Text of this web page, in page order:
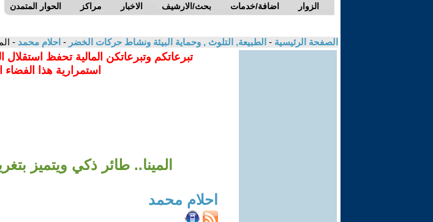
الحوار المتمدن مراكز الاخبار بحث/الارشيف اضافة/خدمات الزوار
الصفحة الرئيسية - الطبيعة, التلوث , وحماية البيئة ونشاط حركات الخضر - احلام محمد -
تبرعاتكم وتبرعاتكن المالية تحفظ
استمرارية هذا الفضاء
المينا.. طائر ذكي ويتميز
احلام محمد